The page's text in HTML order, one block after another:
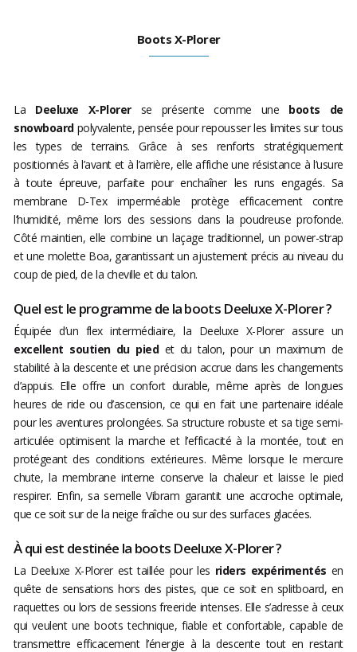
Boots X-Plorer
La Deeluxe X-Plorerse présente comme une boots de
snowboardpolyvalente, pensée pour repousser les limites sur tous
les types de terrains. Grâce à ses renforts stratégiquement
positionnés à l’avant et à l’arrière, elle affiche une résistance à l’usure
à toute épreuve, parfaite pour enchaîner les runs engagés. Sa
membrane D-Tex imperméable protège efficacement contre
l’humidité, même lors des sessions dans la poudreuse profonde.
Côté maintien, elle combine un laçage traditionnel, un power-strap
et une molette Boa, garantissant un ajustement précis au niveau du
coup de pied, de la cheville et du talon.
Quel est le programme de la boots Deeluxe X-Plorer ?
Équipée d’un flex intermédiaire, la Deeluxe X-Plorer assure un
excellent soutien du piedet du talon, pour un maximum de
stabilité à la descente et une précision accrue dans les changements
d’appuis. Elle offre un confort durable, même après de longues
heures de ride ou d’ascension, ce qui en fait une partenaire idéale
pour les aventures prolongées. Sa structure robuste et sa tige semi-
articulée optimisent la marche et l’efficacité à la montée, tout en
protégeant des conditions extérieures. Même lorsque le mercure
chute, la membrane interne conserve la chaleur et laisse le pied
respirer. Enfin, sa semelle Vibram garantit une accroche optimale,
que ce soit sur de la neige fraîche ou sur des surfaces glacées.
À qui est destinée la boots Deeluxe X-Plorer ?
La Deeluxe X-Plorer est taillée pour les riders expérimentés en
quête de sensations hors des pistes, que ce soit en splitboard, en
raquettes ou lors de sessions freeride intenses. Elle s’adresse à ceux
qui veulent une boots technique, fiable et confortable, capable de
transmettre efficacement l’énergie à la descente tout en restant